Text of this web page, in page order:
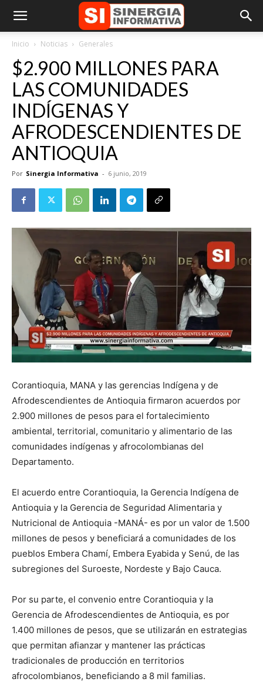
Inicio Noticias Generales
$2.900 MILLONES PARA
LAS COMUNIDADES
INDÍGENAS Y
AFRODESCENDIENTES DE
ANTIOQUIA
Por Sinergia Informativa - 6 junio, 2019
Corantioquia, MANA y las gerencias Indígena y de
Afrodescendientes de Antioquia firmaron acuerdos por
2.900 millones de pesos para el fortalecimiento
ambiental, territorial, comunitario y alimentario de las
comunidades indígenas y afrocolombianas del
Departamento.
El acuerdo entre Corantioquia, la Gerencia Indígena de
Antioquia y la Gerencia de Seguridad Alimentaria y
Nutricional de Antioquia -MANÁ- es por un valor de 1.500
millones de pesos y beneficiará a comunidades de los
pueblos Embera Chamí, Embera Eyabida y Senú, de las
subregiones del Suroeste, Nordeste y Bajo Cauca.
Por su parte, el convenio entre Corantioquia y la
Gerencia de Afrodescendientes de Antioquia, es por
1.400 millones de pesos, que se utilizarán en estrategias
que permitan afianzar y mantener las prácticas
tradicionales de producción en territorios
afrocolombianos, beneficiando a 8 mil familias.